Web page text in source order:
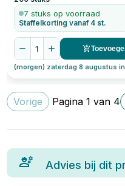
7 stuks op voorraad
Staffelkorting vanaf 4 st.
1
(morgen) zaterdag 8 augustus
Vorige Pagina1 van 4
Advies bij dit